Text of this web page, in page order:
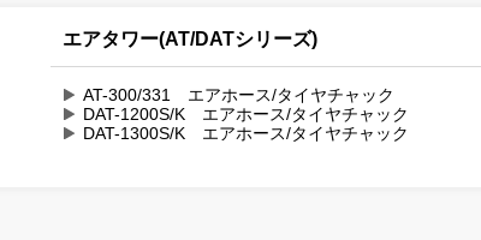
エアタワー(AT/DATシリーズ)
AT-300/331 エアホース/タイヤチャック
DAT-1200S/K エアホース/タイヤチャック
DAT-1300S/K エアホース/タイヤチャック